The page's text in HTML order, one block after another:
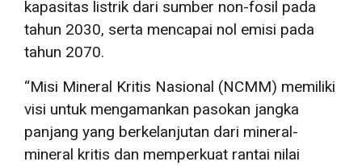
kapasitas listrik dari sumber non-fosil pada
tahun 2030, serta mencapai nol emisi pada
tahun 2070.
“Misi Mineral Kritis Nasional (NCMM) memiliki
visi untuk mengamankan pasokan jangka
panjang yang berkelanjutan dari mineral-
mineral kritis dan memperkuat rantai nilai